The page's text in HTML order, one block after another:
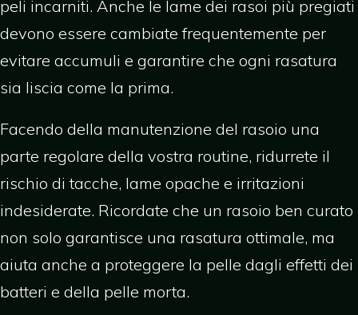
peli incarniti. Anche le lame dei rasoi più pregiati
devono essere cambiate frequentemente per
evitare accumuli e garantire che ogni rasatura
sia liscia come la prima.
Facendo della manutenzione del rasoio una
parte regolare della vostra routine, ridurrete il
rischio di tacche, lame opache e irritazioni
indesiderate. Ricordate che un rasoio ben curato
non solo garantisce una rasatura ottimale, ma
aiuta anche a proteggere la pelle dagli effetti dei
batteri e della pelle morta.